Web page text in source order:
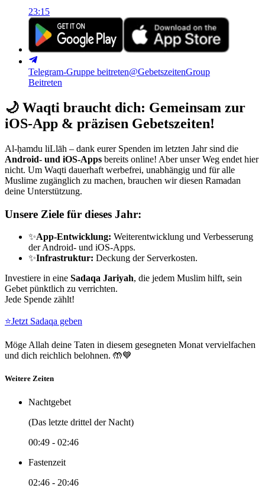
23:15
Telegram-Gruppe beitreten@GebetszeitenGroup
Beitreten
🌙 Waqti braucht dich: Gemeinsam zur
iOS-App & präzisen Gebetszeiten!
Al-ḥamdu liLlāh – dank eurer Spenden im letzten Jahr sind die
Android- und iOS-Apps bereits online! Aber unser Weg endet hier
nicht. Um Waqti dauerhaft werbefrei, unabhängig und für alle
Muslime zugänglich zu machen, brauchen wir diesen Ramadan
deine Unterstützung.
Unsere Ziele für dieses Jahr:
✨App-Entwicklung: Weiterentwicklung und Verbesserung
der Android- und iOS-Apps.
✨Infrastruktur: Deckung der Serverkosten.
Investiere in eine Sadaqa Jariyah, die jedem Muslim hilft, sein
Gebet pünktlich zu verrichten.
Jede Spende zählt!
⭐Jetzt Sadaqa geben
Möge Allah deine Taten in diesem gesegneten Monat vervielfachen
und dich reichlich belohnen. 🤲💙
Weitere Zeiten
Nachtgebet
(Das letzte drittel der Nacht)
00:49 - 02:46
Fastenzeit
02:46 - 20:46